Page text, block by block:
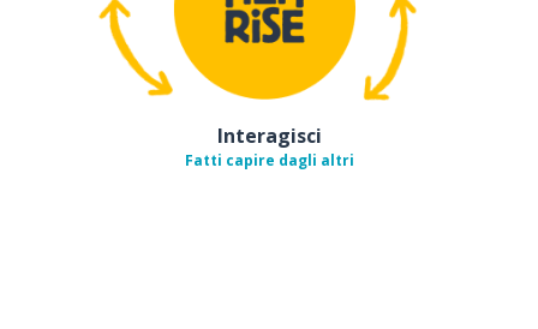
Interagisci
Fatti capire dagli altri